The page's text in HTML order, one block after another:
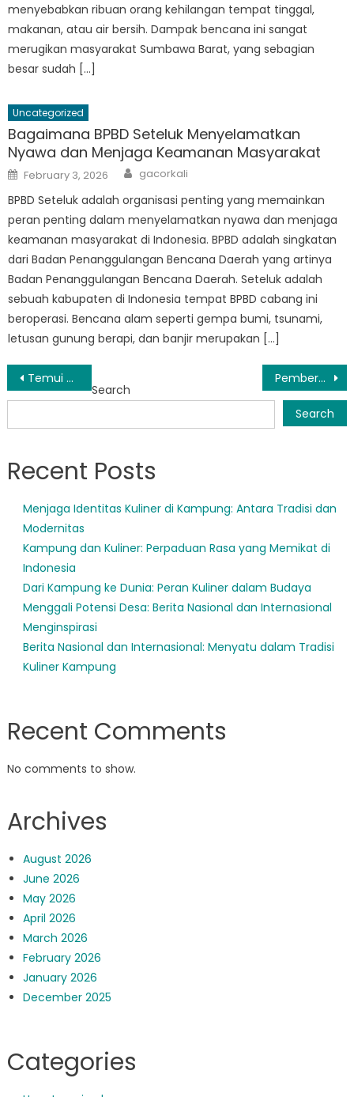
menyebabkan ribuan orang kehilangan tempat tinggal,
makanan, atau air bersih. Dampak bencana ini sangat
merugikan masyarakat Sumbawa Barat, yang sebagian
besar sudah […]
Uncategorized
Bagaimana BPBD Seteluk Menyelamatkan
Nyawa dan Menjaga Keamanan Masyarakat
Posted
on
February 3, 2026 Author
gacorkali
BPBD Seteluk adalah organisasi penting yang memainkan
peran penting dalam menyelamatkan nyawa dan menjaga
keamanan masyarakat di Indonesia. BPBD adalah singkatan
dari Badan Penanggulangan Bencana Daerah yang artinya
Badan Penanggulangan Bencana Daerah. Seteluk adalah
sebuah kabupaten di Indonesia tempat BPBD cabang ini
beroperasi. Bencana alam seperti gempa bumi, tsunami,
letusan gunung berapi, dan banjir merupakan […]
Post
navigation
Temui Tim di Balik Upaya Siaga Bencana BPBD Seteluk Pemberdayaan Masyarakat: Dampak Program Sosialisasi BPBD Sekongkang
Search
Search
Recent Posts
Menjaga Identitas Kuliner di Kampung: Antara Tradisi dan
Modernitas
Kampung dan Kuliner: Perpaduan Rasa yang Memikat di
Indonesia
Dari Kampung ke Dunia: Peran Kuliner dalam Budaya
Menggali Potensi Desa: Berita Nasional dan Internasional
Menginspirasi
Berita Nasional dan Internasional: Menyatu dalam Tradisi
Kuliner Kampung
Recent Comments
No comments to show.
Archives
August 2026
June 2026
May 2026
April 2026
March 2026
February 2026
January 2026
December 2025
Categories